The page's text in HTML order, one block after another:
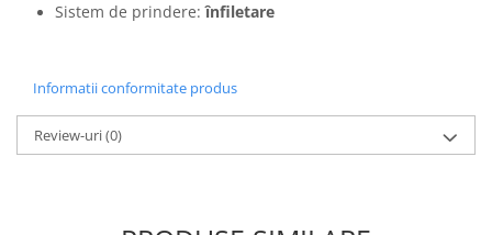
Sistem de prindere:înfiletare
Informatii conformitate produs
Review-uri(0)